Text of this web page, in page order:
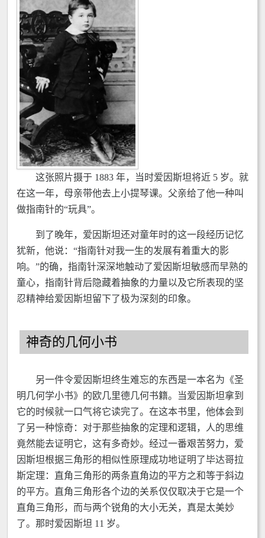
这张照片摄于 1883 年，当时爱因斯坦将近 5 岁。就
在这一年，母亲带他去上小提琴课。父亲给了他一种叫
做指南针的“玩具”。
到了晚年，爱因斯坦还对童年时的这一段经历记忆
犹新，他说：“指南针对我一生的发展有着重大的影
响。”的确，指南针深深地触动了爱因斯坦敏感而早熟的
童心，指南针背后隐藏着抽象的力量以及它所表现的坚
忍精神给爱因斯坦留下了极为深刻的印象。
神奇的几何小书
另一件令爱因斯坦终生难忘的东西是一本名为《圣
明几何学小书》的欧几里德几何书籍。当爱因斯坦拿到
它的时候就一口气将它读完了。在这本书里，他体会到
了另一种惊奇：对于那些抽象的定理和逻辑，人的思维
竟然能去证明它，这有多奇妙。经过一番艰苦努力，爱
因斯坦根据三角形的相似性原理成功地证明了毕达哥拉
斯定理：直角三角形的两条直角边的平方之和等于斜边
的平方。直角三角形各个边的关系仅仅取决于它是一个
直角三角形，而与两个锐角的大小无关，真是太美妙
了。那时爱因斯坦 11 岁。